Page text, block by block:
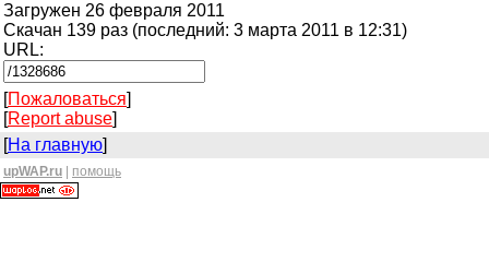
Загружен 26 февраля 2011
Скачан 139 раз (последний: 3 марта 2011 в 12:31)
URL:
[Пожаловаться]
[Report abuse]
[На главную]
upWAP.ru помощь